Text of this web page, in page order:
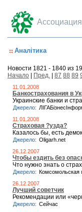
Аналітика
Новости 1821 - 1840 из
Начало
Пред. 87 88 89
11.01.2008
Банкострахования в
Украинские банки и
Джерело:
11.01.2008
Страховая ?узда?
Казалось бы, есть
Джерело: Oligarh.net
26.12.2007
Чтобы ездить без
Что нужно знать о
Джерело: Комсомольская
26.12.2007
Лучший советчик
Рекомендации или
Джерело: Сейчас